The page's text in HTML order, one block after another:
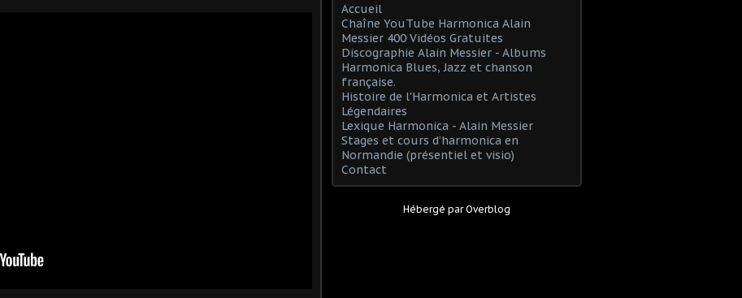
Accueil
Chaîne YouTube Harmonica Alain
Messier 400 Vidéos Gratuites
Discographie Alain Messier - Albums
Harmonica Blues, Jazz et chanson
française.
Histoire de l'Harmonica et Artistes
Légendaires
Lexique Harmonica - Alain Messier
Stages et cours d’harmonica en
Normandie (présentiel et visio)
Contact
Hébergé parOverblog